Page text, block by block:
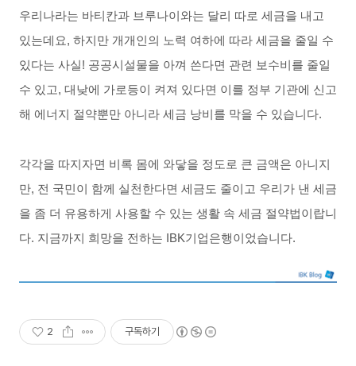
우리나라는 바티칸과 브루나이와는 달리 따로 세금을 내고
있는데요, 하지만 개개인의 노력 여하에 따라 세금을 줄일 수
있다는 사실! 공공시설물을 아껴 쓴다면 관련 보수비를 줄일
수 있고, 대낮에 가로등이 켜져 있다면 이를 정부 기관에
신고
해 에너지 절약뿐만 아니라 세금 낭비를 막을 수 있습니다.
각각을 따지자면 비록 몸에 와닿을 정도로 큰 금액은 아니지
만, 전 국민이 함께 실천한다면 세금도 줄이고 우리가 낸 세금
을 좀 더 유용하게 사용할 수 있는 생활 속 세금 절약법이랍니
다. 지금까지 희망을 전하는 IBK기업은행이었습니다.
2 구독하기